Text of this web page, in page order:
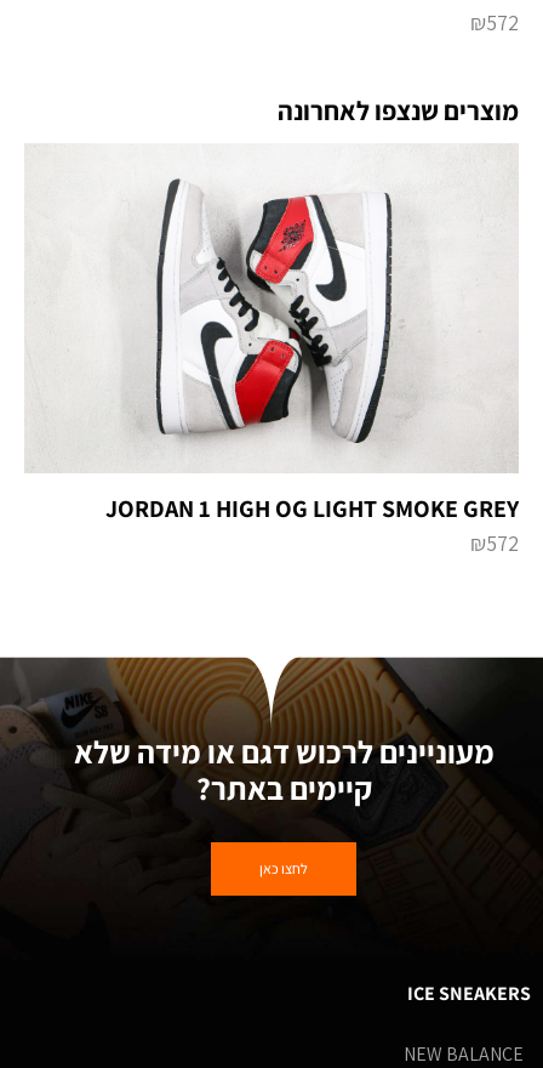
₪572
מוצרים שנצפו לאחרונה
JORDAN 1 HIGH OG LIGHT SMOKE GREY
₪572
מעוניינים לרכוש דגם או מידה שלא
קיימים באתר?
לחצו כאן
ICE SNEAKERS
NEW BALANCE